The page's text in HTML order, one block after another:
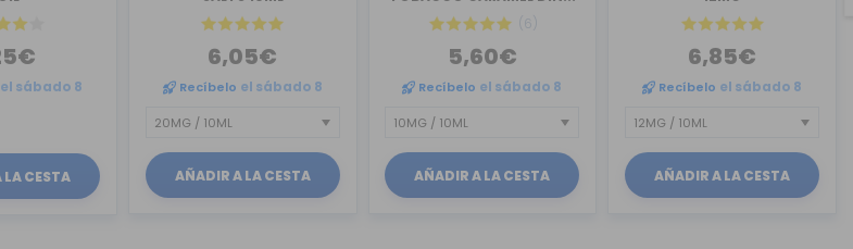
el sábado 8
CESTA
6,05€
Recíbelo el sábado 8
AÑADIR A LA CESTA
(6)
5,60€
Recíbelo el sábado 8
AÑADIR A LA CESTA
6,85€
Recíbelo el sábado 8
AÑADIR A LA CESTA